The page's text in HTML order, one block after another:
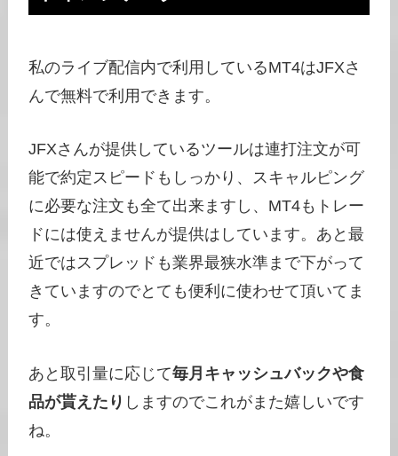
私のライブ配信内で利用しているMT4はJFXさ
んで無料で利用できます。
JFXさんが提供しているツールは連打注文が可
能で約定スピードもしっかり、スキャルピング
に必要な注文も全て出来ますし、MT4もトレー
ドには使えませんが提供はしています。あと最
近ではスプレッドも業界最狭水準まで下がって
きていますのでとても便利に使わせて頂いてま
す。
あと取引量に応じて毎月キャッシュバックや食
品が貰えたり しますのでこれがまた嬉しいです
ね。